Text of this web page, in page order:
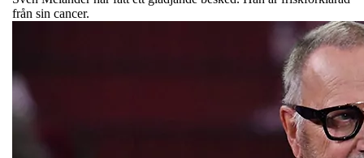
från sin cancer.